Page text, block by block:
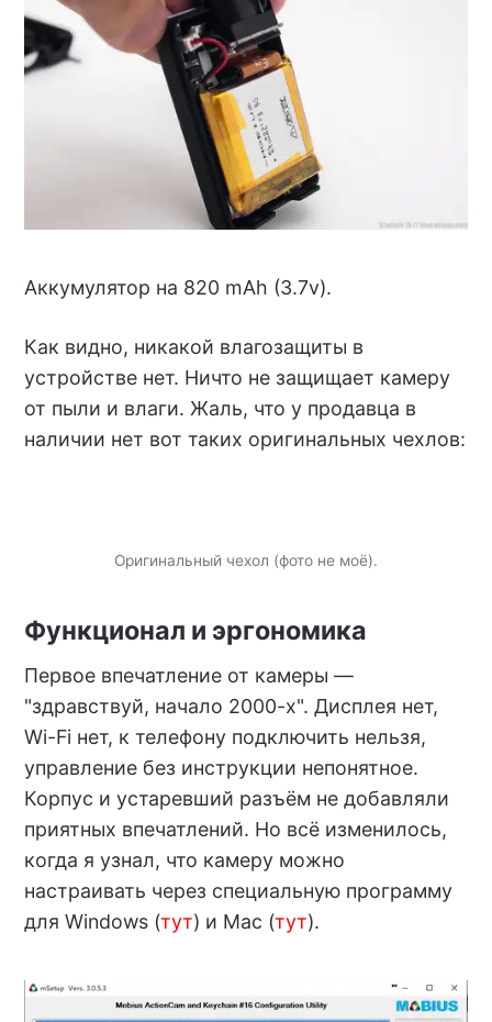
Аккумулятор на 820 mAh (3.7v).
Как видно, никакой влагозащиты в
устройстве нет. Ничто не защищает камеру
от пыли и влаги. Жаль, что у продавца в
наличии нет вот таких оригинальных чехлов:
Оригинальный чехол (фото не моё).
Функционал и эргономика
Первое впечатление от камеры —
"здравствуй, начало 2000-х". Дисплея нет,
Wi-Fi нет, к телефону подключить нельзя,
управление без инструкции непонятное.
Корпус и устаревший разъём не добавляли
приятных впечатлений. Но всё изменилось,
когда я узнал, что камеру можно
настраивать через специальную программу
для Windows (тут) и Mac (тут).